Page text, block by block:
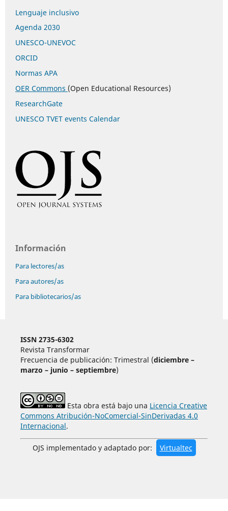
Lenguaje inclusivo
Agenda 2030
UNESCO-UNEVOC
ORCID
Normas APA
OER Commons (Open Educational Resources)
ResearchGate
UNESCO TVET events Calendar
Información
Para lectores/as
Para autores/as
Para bibliotecarios/as
ISSN 2735-6302
Revista Transformar
Frecuencia de publicación: Trimestral (diciembre –
marzo – junio – septiembre)
Esta obra está bajo una Licencia Creative
Commons Atribución-NoComercial-SinDerivadas 4.0
Internacional.
OJS implementado y adaptado por: Virtualtec